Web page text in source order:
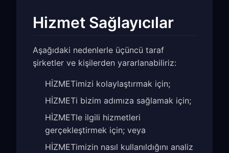
Hizmet Sağlayıcılar
Aşağıdaki nedenlerle üçüncü taraf
şirketler ve kişilerden yararlanabiliriz:
HİZMETimizi kolaylaştırmak için;
HİZMETi bizim adımıza sağlamak için;
HİZMETle ilgili hizmetleri
gerçekleştirmek için; veya
HİZMETimizin nasıl kullanıldığını analiz